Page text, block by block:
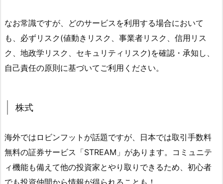
なお常識ですが、どのサービスを利用する場合において
も、必ずリスク(値動きリスク、事業者リスク、信用リス
ク、地政学リスク、セキュリティリスク)を確認・承知し、
自己責任の原則に基づいてご利用ください。
株式
海外ではロビンフットが話題ですが、日本では取引手数料
無料の証券サービス「STREAM」があります。コミュニテ
ィ機能も備えて他の投資家とやり取りできるため、初心者